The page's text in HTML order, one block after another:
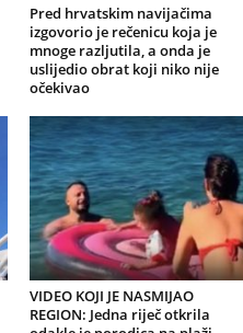
Pred hrvatskim navijačima
izgovorio je rečenicu koja je
mnoge razljutila, a onda je
uslijedio obrat koji niko nije
očekivao
VIDEO KOJI JE NASMIJAO
REGION: Jedna riječ otkrila